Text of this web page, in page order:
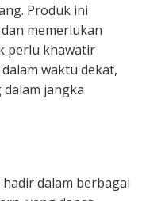
Produk ini
memerlukan
perlu khawatir
waktu dekat,
jangka
dalam berbagai